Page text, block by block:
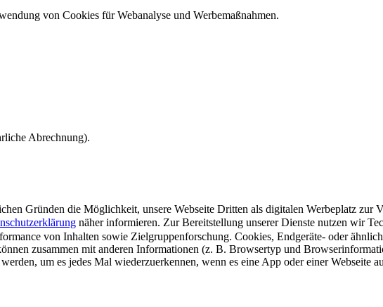
von Cookies für Webanalyse und Werbemaßnahmen.
Abrechnung).
Gründen die Möglichkeit, unsere Webseite Dritten als digitalen Werbeplatz zur
näher informieren. Zur Bereitstellung unserer Dienste nutzen wir
von Inhalten sowie Zielgruppenforschung. Cookies, Endgeräte- oder
zusammen mit anderen Informationen (z. B. Browsertyp und
um es jedes Mal wiederzuerkennen, wenn es eine App oder einer Webseite